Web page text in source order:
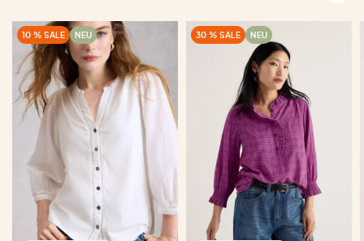
10 % SALE NEU 30 % SALE NEU